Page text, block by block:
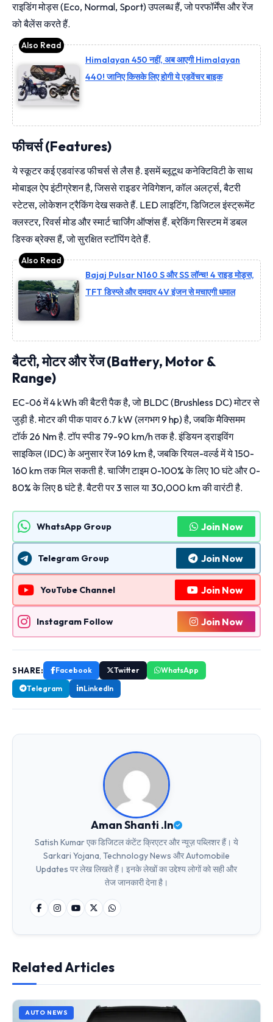
राइडिंग मोड्स (Eco, Normal, Sport) उपलब्ध हैं, जो परफॉर्मेंस और रेंज
को बैलेंस करते हैं.
Himalayan 450 नहीं, अब आएगी Himalayan
440! जानिए किसके लिए होगी ये एडवेंचर बाइक
फीचर्स (Features)
ये स्कूटर कई एडवांस्ड फीचर्स से लैस है. इसमें ब्लूटूथ कनेक्टिविटी के साथ
मोबाइल ऐप इंटीग्रेशन है, जिससे राइडर नेविगेशन, कॉल अलर्ट्स, बैटरी
स्टेटस, लोकेशन ट्रैकिंग देख सकते हैं. LED लाइटिंग, डिजिटल इंस्ट्रूमेंट
क्लस्टर, रिवर्स मोड और स्मार्ट चार्जिंग ऑप्शंस हैं. ब्रेकिंग सिस्टम में डबल
डिस्क ब्रेक्स हैं, जो सुरक्षित स्टॉपिंग देते हैं.
Bajaj Pulsar N160 S और SS लॉन्च! 4 राइड मोड्स,
TFT डिस्प्ले और दमदार 4V इंजन से मचाएगी धमाल
बैटरी, मोटर और रेंज (Battery, Motor &
Range)
EC-06 में 4 kWh की बैटरी पैक है, जो BLDC (Brushless DC) मोटर से
जुड़ी है. मोटर की पीक पावर 6.7 kW (लगभग 9 hp) है, जबकि मैक्सिमम
टॉर्क 26 Nm है. टॉप स्पीड 79-90 km/h तक है. इंडियन ड्राइविंग
साइकिल (IDC) के अनुसार रेंज 169 km है, जबकि रियल-वर्ल्ड में ये 150-
160 km तक मिल सकती है. चार्जिंग टाइम 0-100% के लिए 10 घंटे और 0-
80% के लिए 8 घंटे है. बैटरी पर 3 साल या 30,000 km की वारंटी है.
WhatsApp Group Join Now
Telegram Group Join Now
YouTube Channel Join Now
Instagram Follow Join Now
SHARE: Facebook Twitter
WhatsApp
Telegram
LinkedIn
Aman Shanti .In
Satish Kumar एक डिजिटल कंटेंट क्रिएटर और न्यूज़ पब्लिशर हैं। ये
Sarkari Yojana, Technology News और Automobile
Updates पर लेख लिखते हैं। इनके लेखों का उद्देश्य लोगों को सही और
तेज जानकारी देना है।
Related Articles
AUTO NEWS